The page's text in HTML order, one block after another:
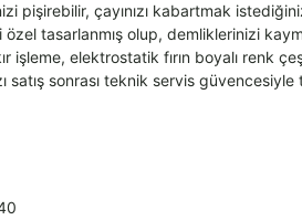
pişirebilir, çayınızı kabartmak
tasarlanmış olup, demliklerinizi
işleme, elektrostatik fırın boyalı
satış sonrası teknik servis